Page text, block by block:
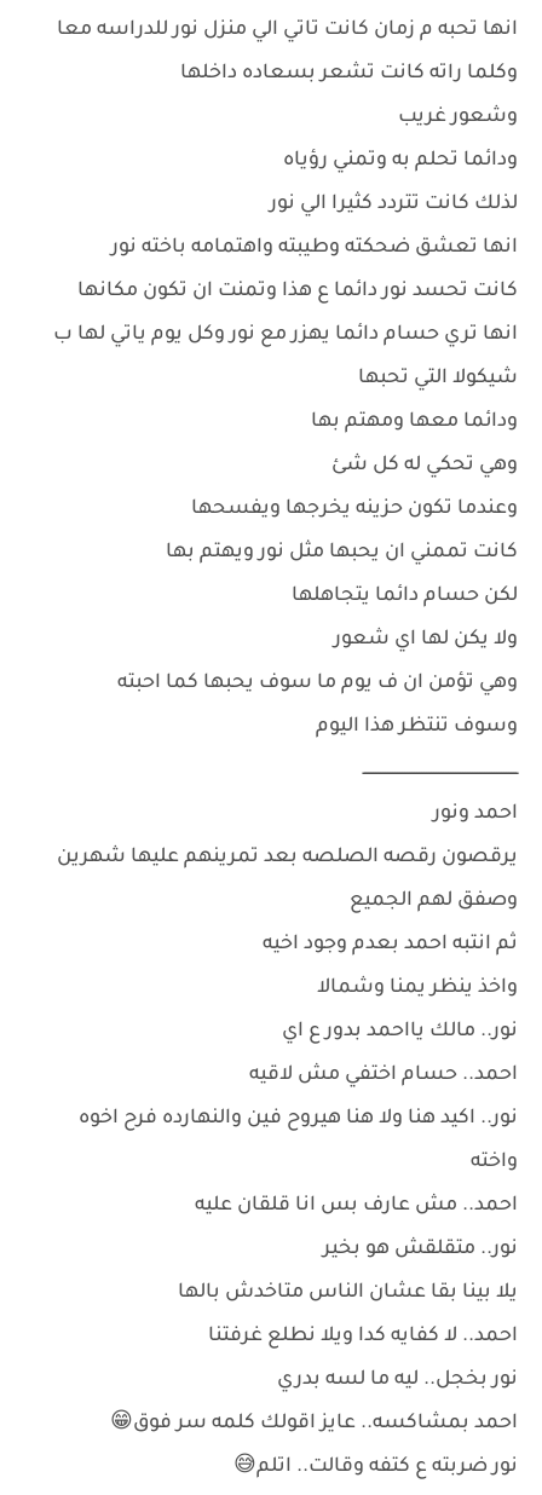
انها تحبه م زمان كانت تاتي الي منزل نور للدراسه معا
وكلما راته كانت تشعر بسعاده داخلها
وشعور غريب
ودائما تحلم به وتمني رؤياه
لذلك كانت تتردد كثيرا الي نور
انها تعشق ضحكته وطيبته واهتمامه باخته نور
كانت تحسد نور دائما ع هذا وتمنت ان تكون مكانها
انها تري حسام دائما يهزر مع نور وكل يوم ياتي لها ب
شيكولا التي تحبها
ودائما معها ومهتم بها
وهي تحكي له كل شئ
وعندما تكون حزينه يخرجها ويفسحها
كانت تممني ان يحبها مثل نور ويهتم بها
لكن حسام دائما يتجاهلها
ولا يكن لها اي شعور
وهي تؤمن ان ف يوم ما سوف يحبها كما احبته
وسوف تنتظر هذا اليوم
ــــــــــــــــــــــــــــــــــــــــــــــــــــــــــــــــ
احمد ونور
يرقصون رقصه الصلصه بعد تمرينهم عليها شهرين
وصفق لهم الجميع
ثم انتبه احمد بعدم وجود اخيه
واخذ ينظر يمنا وشمالا
نور.. مالك يااحمد بدور ع اي
احمد.. حسام اختفي مش لاقيه
نور.. اكيد هنا ولا هنا هيروح فين والنهارده فرح اخوه
واخته
احمد.. مش عارف بس انا قلقان عليه
نور.. متقلقش هو بخير
يلا بينا بقا عشان الناس متاخدش بالها
احمد.. لا كفايه كدا ويلا نطلع غرفتنا
نور بخجل.. ليه ما لسه بدري
احمد بمشاكسه.. عايز اقولك كلمه سر فوق😁
نور ضربته ع كتفه وقالت.. اتلم😅